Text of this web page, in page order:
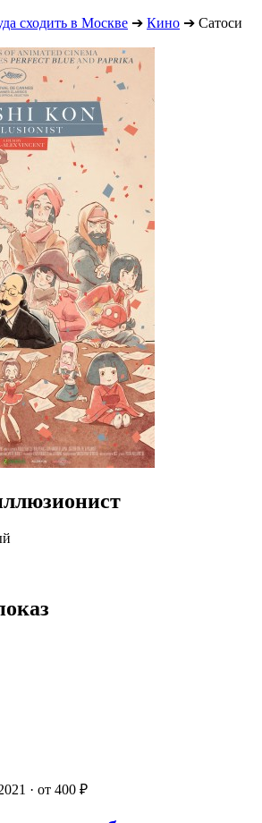
сходить в Москве ➔ Кино ➔ Сатоси
· от 400 ₽